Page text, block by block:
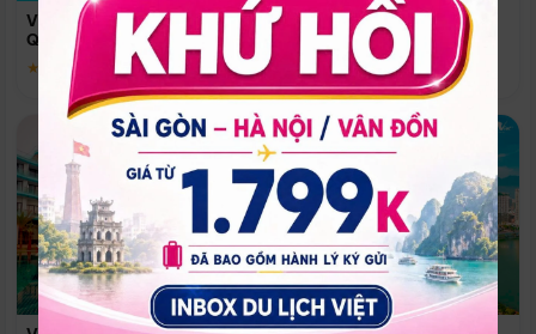
Vinpearl Resort & Spa Phu
Quoc
★ 5.0
Quoc
Phú Quốc
★ 5.0